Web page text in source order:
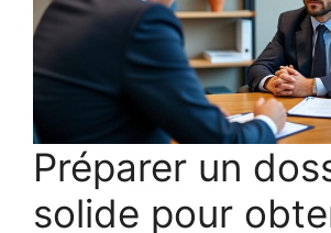
Préparer un
solide pour